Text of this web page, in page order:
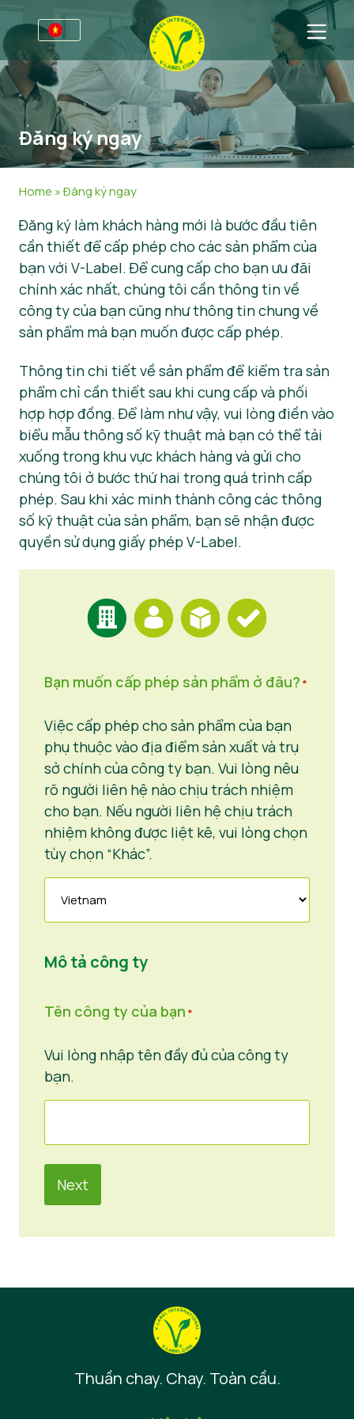
Dành cho doanh nghiệp
Thông tin dành cho nhà sản xuất
Hội thảo trực tuyến về V-Label
Tiêu chí của V-Label
Tài nguyên
Đăng ký ngay
Ngành
Thông tin chung
Mỹ phẩm & Vệ sinh cá nhân
Phi thực phẩm
Ẩm thực
Dành cho người tiêu dùng
Sản phẩm được chứng nhận
Về chúng tôi
Về chúng tôi
Liên hệ
Đăng ký ngay
Khu vực khách hàng
Tin tức
Vật liệu báo chí
Đăng ký ngay
Home »Đăng ký ngay
Đăng ký làm khách hàng mới là bước đầu tiên
cần thiết để cấp phép cho các sản phẩm của
bạn với V-Label. Để cung cấp cho bạn ưu đãi
chính xác nhất, chúng tôi cần thông tin về
công ty của bạn cũng như thông tin chung về
sản phẩm mà bạn muốn được cấp phép.
Thông tin chi tiết về sản phẩm để kiểm tra sản
phẩm chỉ cần thiết sau khi cung cấp và phối
hợp hợp đồng. Để làm như vậy, vui lòng điền vào
biểu mẫu thông số kỹ thuật mà bạn có thể tải
xuống trong khu vực khách hàng và gửi cho
chúng tôi ở bước thứ hai trong quá trình cấp
phép. Sau khi xác minh thành công các thông
số kỹ thuật của sản phẩm, bạn sẽ nhận được
quyền sử dụng giấy phép V-Label.
Bạn muốn cấp phép sản phẩm ở đâu? *
Việc cấp phép cho sản phẩm của bạn
phụ thuộc vào địa điểm sản xuất và trụ
sở chính của công ty bạn. Vui lòng nêu
rõ người liên hệ nào chịu trách nhiệm
cho bạn. Nếu người liên hệ chịu trách
nhiệm không được liệt kê, vui lòng chọn
tùy chọn “Khác”.
Mô tả công ty
Tên công ty của bạn *
Vui lòng nhập tên đầy đủ của công ty
bạn.
Thuần chay. Chay. Toàn cầu.